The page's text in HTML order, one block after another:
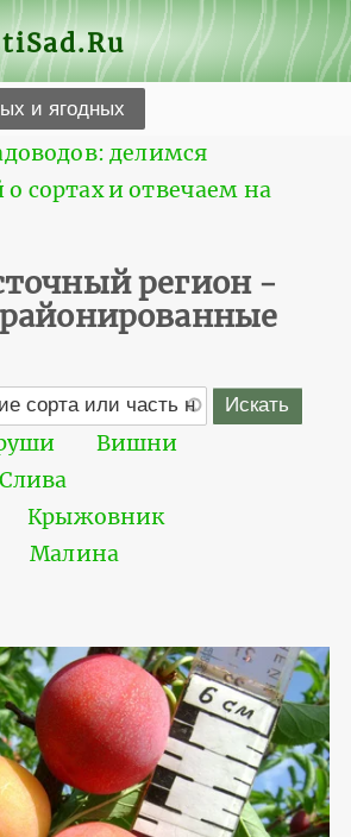
и ягодных
делимся
сортах и отвечаем на
регион -
Вишни
Слива
Крыжовник
Малина